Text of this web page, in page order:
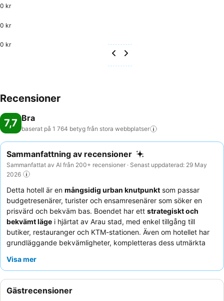
0 kr
0 kr
0 kr
Recensioner
7,7 Bra
baserat på 1 764 betyg från stora webbplatser
Sammanfattning av recensioner
Sammanfattat av AI från 200+ recensioner · Senast uppdaterad: 29 May
2026
Detta hotell är en mångsidig urban knutpunkt som passar
budgetresenärer, turister och ensamresenärer som söker en
prisvärd och bekväm bas. Boendet har ett strategiskt och
bekvämt läge i hjärtat av Arau stad, med enkel tillgång till
butiker, restauranger och KTM-stationen. Även om hotellet har
grundläggande bekvämligheter, kompletteras dess utmärkta
närhet, inklusive lokala favoriter som Nasi Kandar Yasmeen.
receptionen
för deras effektivitet och tillmötesgående natur. För
en lugnare vistelse, överväg att be om ett rum bort från den
Visa mer
Gästrecensioner